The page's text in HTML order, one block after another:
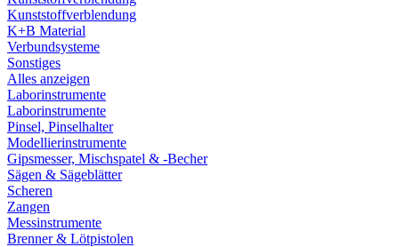
Kunststoffverblendung
K+B Material
Verbundsysteme
Sonstiges
Alles anzeigen
Laborinstrumente
Laborinstrumente
Pinsel, Pinselhalter
Modellierinstrumente
Gipsmesser, Mischspatel & -Becher
Sägen & Sägeblätter
Scheren
Zangen
Messinstrumente
Brenner & Lötpistolen